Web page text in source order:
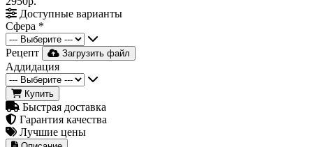
Доступные варианты
Сфера *
Рецепт Загрузить файл
Аддидация
Купить
Быстрая доставка
Гарантия качества
Лучшие цены